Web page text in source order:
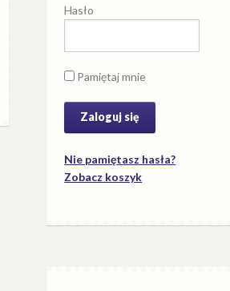
Hasło
Pamiętaj mnie
Nie pamiętasz hasła?
Zobacz koszyk